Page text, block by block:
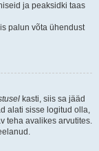
ja peaksidki taas
palun võta ühendust
kasti, siis sa jääd
alati sisse logitud olla,
teha avalikes arvutites.